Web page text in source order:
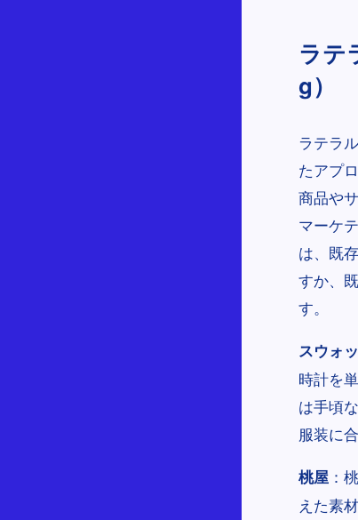
ラテ
g）
ラテラ
たアプ
商品や
マーケ
は、既
すか、
す。
スウォ
時計を
は手頃
服装に
桃屋 ：
えた素